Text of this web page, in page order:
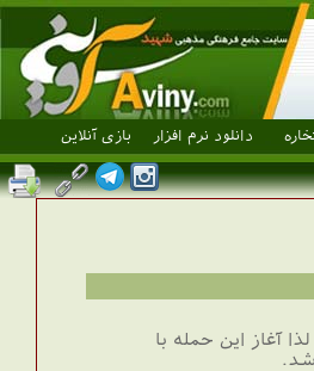
دانلود نرم افزار بازی آنلاین
آغاز این حمله با
شد.